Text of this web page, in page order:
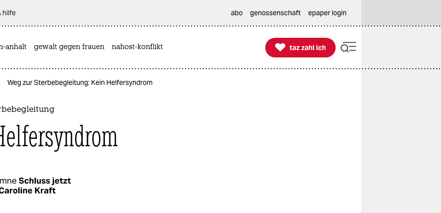
hilfe abo genossenschaft epaper login
anhalt gewalt gegen frauen nahost-konflikt 
taz zahl ich
taz zahl ich
Weg zur Sterbebegleitung: Kein Helfersyndrom
Schluss jetzt
Kraft